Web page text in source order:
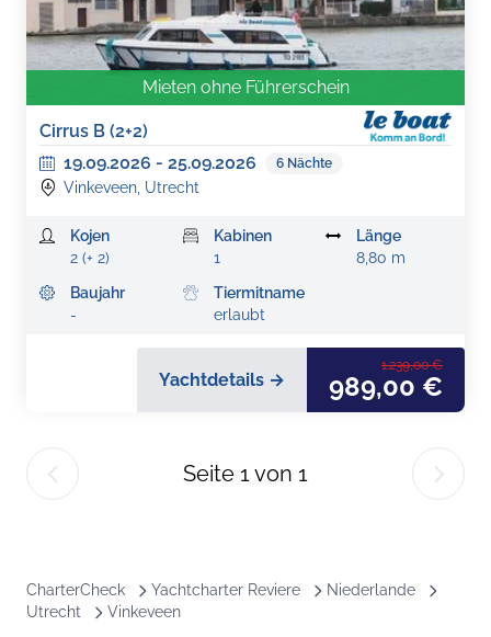
Mieten ohne Führerschein
Cirrus B (2+2)
19.09.2026 - 25.09.2026 6 Nächte
Vinkeveen, Utrecht
Kojen
2 (+ 2)
Kabinen
1
Länge
8,80 m
Baujahr
-
Tiermitname
erlaubt
Yachtdetails →
1.239,00 €
989,00 €
Seite 1von 1
CharterCheck Yachtcharter Reviere
Niederlande
Utrecht
Vinkeveen